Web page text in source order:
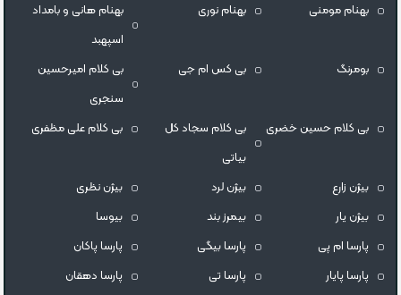
بهنام مومنی
بهنام نوری
بهنام هانی و بامداد
اسپهبد
بومرنگ
بی کس ام جی
بی کلام امیرحسین
سنجری
بی کلام حسین خضری
بی کلام سجاد کل
بیاتی
بی کلام علی مظفری
بیژن زارع بیژن لرد
بیژن نظری
بیژن یار
بیمرز بند
بیوسا
پارسا ام پی
پارسا بیگی
پارسا پاکان
پارسا پایار
پارسا تی
پارسا دهقان